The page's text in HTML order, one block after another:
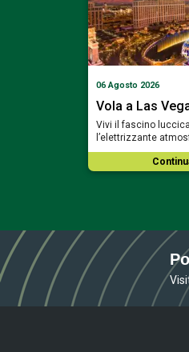
06 Agosto 2026
Vola a Las
Vivi il fascino
l’elettrizzante